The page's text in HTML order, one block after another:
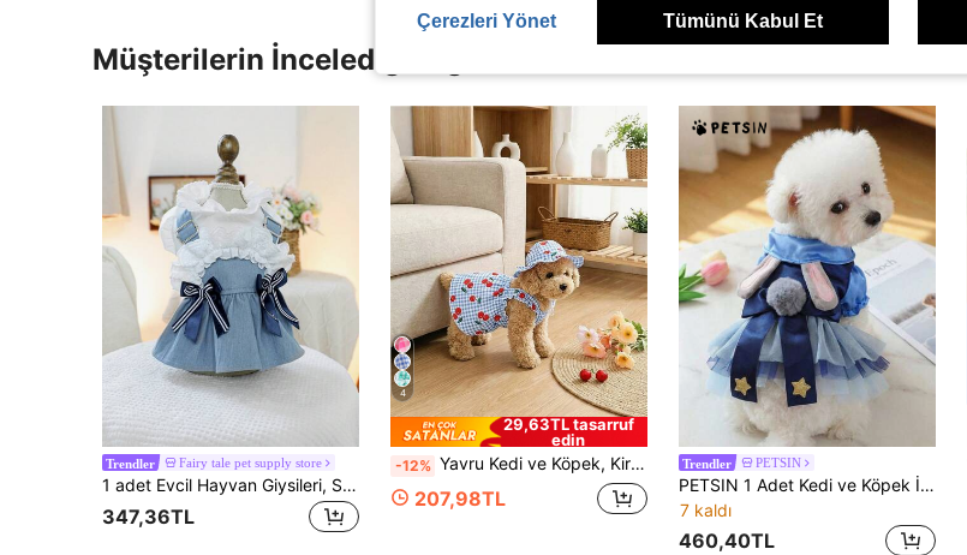
Müşterilerin İncelediği Diğer Ürünler
Trendler Fairy tale pet supply store
1 adet Evcil Hayvan Giysileri, Sevimli Köpekler ve Kediler Elbisesi, Küçük Irk ve Yavru Köpek Tatil Plaj Kostümü
347,36TL
4
29,63TL tasarruf
edin
-12% Yavru Kedi ve Köpek, Kiraz Desenli Klasik Mavi Ekose Kapüşonlu Köpek Elbisesi Seti
207,98TL
Trendler PETSIN
PETSIN 1 Adet Kedi ve Köpek İçin Evrensel Kıyafet, Tavşan Kulaklı Yıldız Süslemeli Mavi Tül Prenses Elbisesi Küçük Köpekler İçin (Bichon/Teddy) | Evcil Hayvan Parti Kıyafeti
7 kaldı
460,40TL
Çerezleri Yönet Tümünü Kabul Et